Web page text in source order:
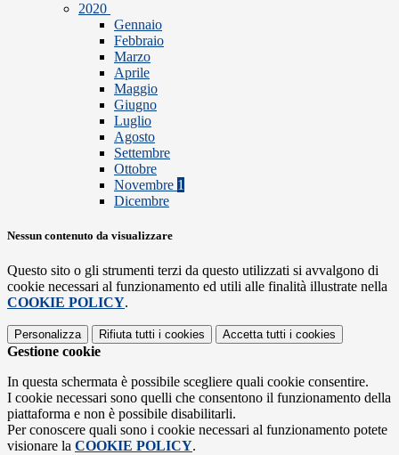
2020
Gennaio
Febbraio
Marzo
Aprile
Maggio
Giugno
Luglio
Agosto
Settembre
Ottobre
Novembre 1
Dicembre
Nessun contenuto da visualizzare
Questo sito o gli strumenti terzi da questo utilizzati si avvalgono di
cookie necessari al funzionamento ed utili alle finalità illustrate nella
COOKIE POLICY.
Personalizza Rifiuta tutti i cookies Accetta tutti i cookies
Gestione cookie
In questa schermata è possibile scegliere quali cookie consentire.
I cookie necessari sono quelli che consentono il funzionamento della
piattaforma e non è possibile disabilitarli.
Per conoscere quali sono i cookie necessari al funzionamento potete
visionare la COOKIE POLICY.